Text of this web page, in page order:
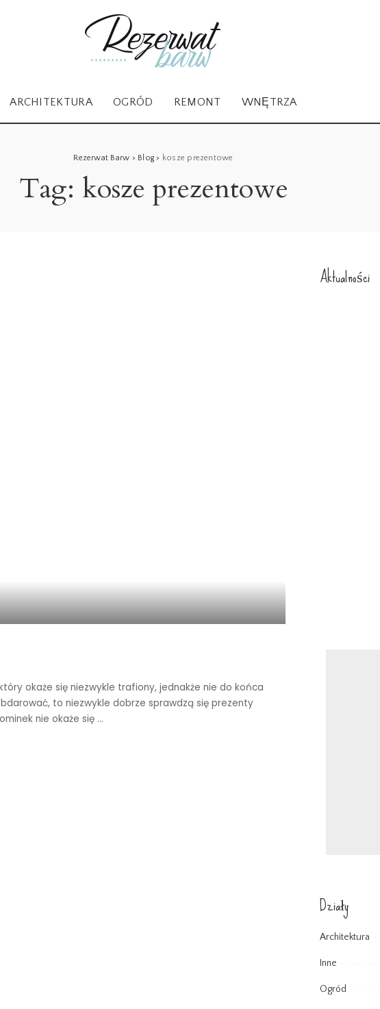
ARCHITEKTURA OGRÓD REMONT WNĘTRZA
Rezerwat Barw > Blog > kosze prezentowe
Tag: kosze prezentowe
okaże się niezwykle trafiony, jednakże nie do końca
to niezwykle dobrze sprawdzą się prezenty
nie okaże się ...
Aktualności
Działy
Architektura
Inne
Ogród